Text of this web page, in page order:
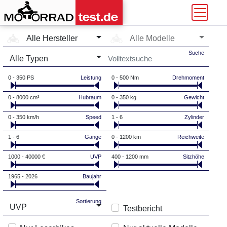
Hersteller-Auswahl
Alle Hersteller
Modell-Auswahl
Alle Modelle
Alle Typen
Suche
0 - 350 PS Leistung 0 - 500 Nm Drehmoment
0 - 8000 cm³ Hubraum 0 - 350 kg Gewicht
0 - 350 km/h Speed 1 - 6 Zylinder
1 - 6 Gänge 0 - 1200 km Reichweite
1000 - 40000 € UVP 400 - 1200 mm Sitzhöhe
1965 - 2026 Baujahr
Sortierung
UVP Testbericht